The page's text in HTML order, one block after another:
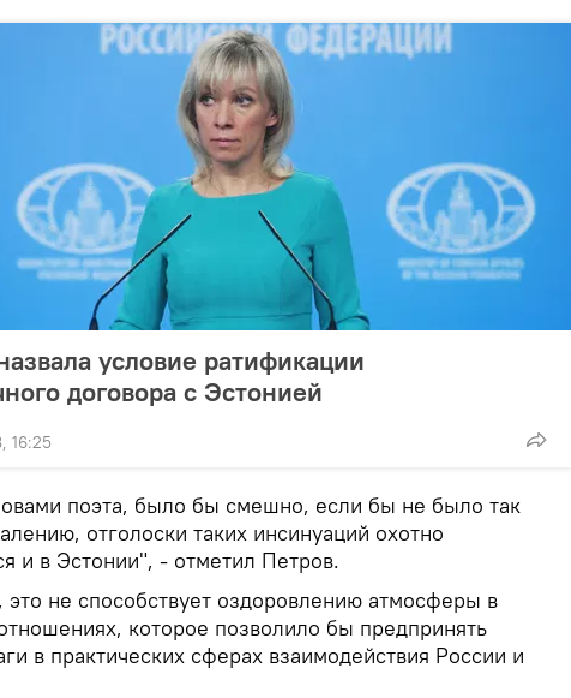
условие ратификации
договора с Эстонией
16:25
поэта, было бы смешно, если бы не было так
отголоски таких инсинуаций охотно
и в Эстонии", - отметил Петров.
это не способствует оздоровлению атмосферы в
которое позволило бы предпринять
в практических сферах взаимодействия России и